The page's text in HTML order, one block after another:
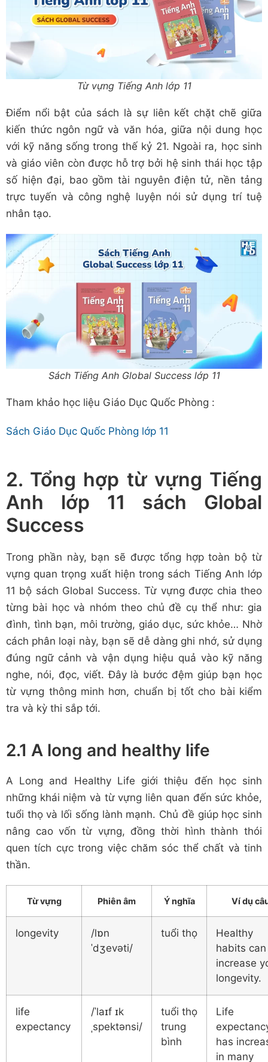
Từ vựng Tiếng Anh lớp 11
Điểm nổi bật của sách là sự liên kết chặt chẽ giữa
kiến thức ngôn ngữ và văn hóa, giữa nội dung học
với kỹ năng sống trong thế kỷ 21. Ngoài ra, học sinh
và giáo viên còn được hỗ trợ bởi hệ sinh thái học tập
số hiện đại, bao gồm tài nguyên điện tử, nền tảng
trực tuyến và công nghệ luyện nói sử dụng trí tuệ
nhân tạo.
Sách Tiếng Anh Global Success lớp 11
Tham khảo học liệu Giáo Dục Quốc Phòng :
Sách Giáo Dục Quốc Phòng lớp 11
2. Tổng hợp từ vựng Tiếng
Anh lớp 11 sách Global
Success
Trong phần này, bạn sẽ được tổng hợp toàn bộ từ
vựng quan trọng xuất hiện trong sách Tiếng Anh lớp
11 bộ sách Global Success. Từ vựng được chia theo
từng bài học và nhóm theo chủ đề cụ thể như: gia
đình, tình bạn, môi trường, giáo dục, sức khỏe… Nhờ
cách phân loại này, bạn sẽ dễ dàng ghi nhớ, sử dụng
đúng ngữ cảnh và vận dụng hiệu quả vào kỹ năng
nghe, nói, đọc, viết. Đây là bước đệm giúp bạn học
từ vựng thông minh hơn, chuẩn bị tốt cho bài kiểm
tra và kỳ thi sắp tới.
2.1 A long and healthy life
A Long and Healthy Life giới thiệu đến học sinh
những khái niệm và từ vựng liên quan đến sức khỏe,
tuổi thọ và lối sống lành mạnh. Chủ đề giúp học sinh
nâng cao vốn từ vựng, đồng thời hình thành thói
quen tích cực trong việc chăm sóc thể chất và tinh
thần.
Từ vựng Phiên âm Ý nghĩa Ví dụ
longevity
/lɒn
ˈdʒevəti/
tuổi thọ
Healthy
habits can
increase
longevity.
life
expectancy
/ˈlaɪf ɪk
ˌspektənsi/
tuổi thọ
trung
bình
Life
has
in many